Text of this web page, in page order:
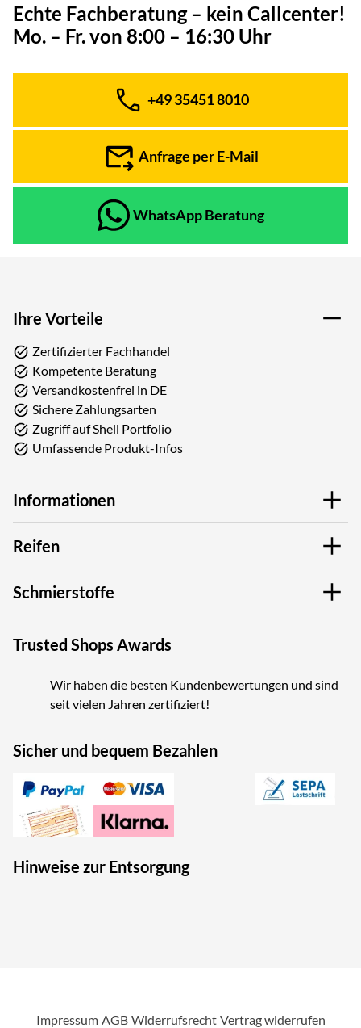
Echte Fachberatung – kein Callcenter!
Mo. – Fr. von 8:00 – 16:30 Uhr
Telefon:
+49 35451 8010
Anfrage per E-Mail
WhatsApp Beratung
Ihre Vorteile
Zertifizierter Fachhandel
Kompetente Beratung
Versandkostenfrei in DE
Sichere Zahlungsarten
Zugriff auf Shell Portfolio
Umfassende Produkt-Infos
Informationen
Reifen
Schmierstoffe
Trusted Shops Awards
Wir haben die besten Kundenbewertungen und sind
seit vielen Jahren zertifiziert!
Sicher und bequem Bezahlen
Hinweise zur Entsorgung
Impressum AGB Widerrufsrecht Vertrag widerrufen